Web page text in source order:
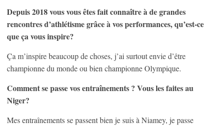
Depuis 2018 vous vous êtes fait connaître à de grandes
rencontres d’athlétisme grâce à vos performances, qu’est-ce
que ça vous inspire?
Ça m’inspire beaucoup de choses, j’ai surtout envie d’être
championne du monde ou bien championne Olympique.
Comment se passe vos entraînements ? Vous les faites au
Niger?
Mes entraînements se passent bien je suis à Niamey, je passe